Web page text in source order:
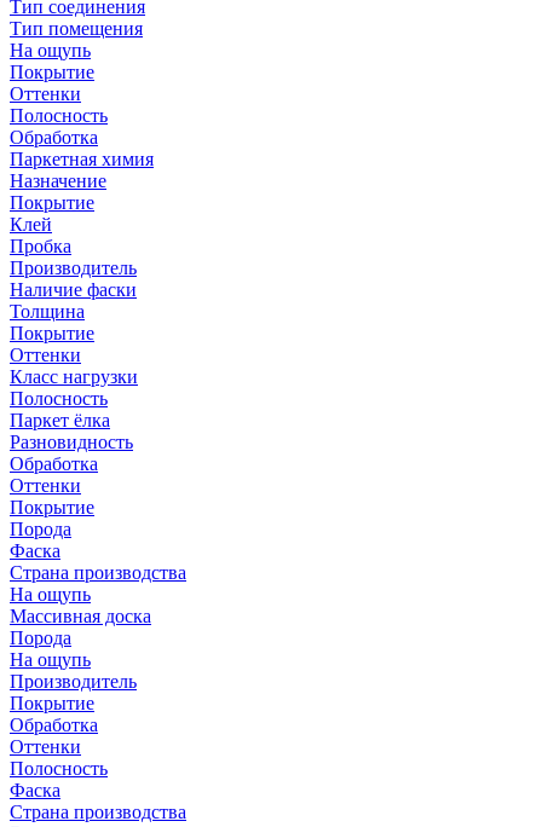
Тип соединения
Тип помещения
На ощупь
Покрытие
Оттенки
Полосность
Обработка
Паркетная химия
Назначение
Покрытие
Клей
Пробка
Производитель
Наличие фаски
Толщина
Покрытие
Оттенки
Класс нагрузки
Полосность
Паркет ёлка
Разновидность
Обработка
Оттенки
Покрытие
Порода
Фаска
Страна производства
На ощупь
Массивная доска
Порода
На ощупь
Производитель
Покрытие
Обработка
Оттенки
Полосность
Фаска
Страна производства